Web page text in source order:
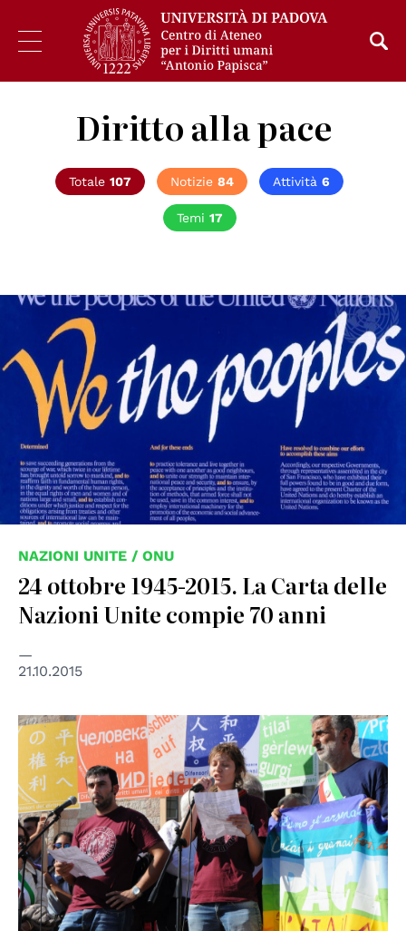
Diritto alla pace
Totale 107 Notizie 84 Attività 6
Temi 17
© UN Photo/Milton Grant
NAZIONI UNITE / ONU
24 ottobre 1945-2015. La Carta delle
Nazioni Unite compie 70 anni
21.10.2015